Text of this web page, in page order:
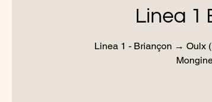
Linea 1
Linea 1 - Briançon → Oulx